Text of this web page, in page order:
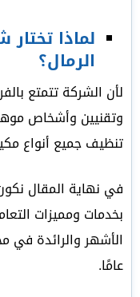
لماذا
الرمال؟
لأن الشركة تتمتع
وتقنيين وأشخاص
تنظيف جميع أنواع
في نهاية المقال
بخدمات ومميزات
عامًا.